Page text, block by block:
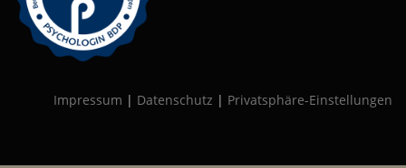
Impressum | Datenschutz | Privatsphäre-Einstellungen